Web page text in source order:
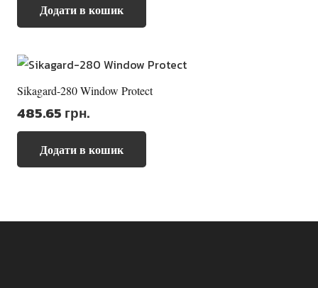
Додати в кошик
Sikagard-280 Window Protect
485.65 грн.
Додати в кошик